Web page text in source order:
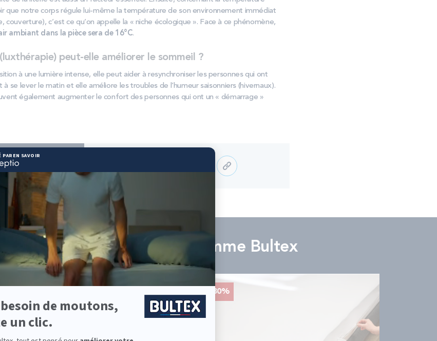
que notre corps régule lui-même la température de son environnement immédiat
c’est ce qu’on appelle la « niche écologique ». Face à ce phénomène,
ambiant dans la pièce sera de 16°C.
peut-elle améliorer le sommeil ?
à une lumière intense, elle peut aider à resynchroniser les personnes qui ont
à se lever le matin et elle améliore les troubles de l’humeur saisonniers (hivernaux).
également augmenter le confort des personnes qui ont un « démarrage »
nuit et optez pour notre gamme Bultex
-30%